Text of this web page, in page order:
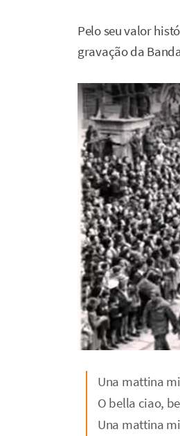
Pelo seu valor
gravação da
Una mattina
O bella ciao,
Una mattina